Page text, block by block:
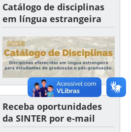
Catálogo de disciplinas
em língua estrangeira
Receba oportunidades
da SINTER por e-mail